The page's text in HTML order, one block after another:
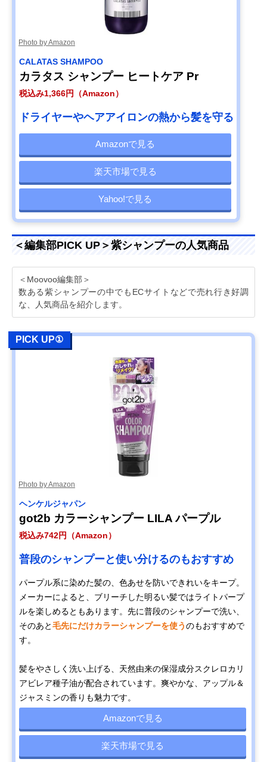
Photo by Amazon
CALATAS SHAMPOO
カラタス シャンプー ヒートケア Pr
税込み1,366円（Amazon）
ドライヤーやヘアアイロンの熱から髪を守る
Amazonで見る
楽天市場で見る
Yahoo!で見る
＜編集部PICK UP＞紫シャンプーの人気商品
＜Moovoo編集部＞
数ある紫シャンプーの中でもECサイトなどで売れ行き好調
な、人気商品を紹介します。
PICK UP①
Photo by Amazon
ヘンケルジャパン
got2b カラーシャンプー LILA パープル
税込み742円（Amazon）
普段のシャンプーと使い分けるのもおすすめ
パープル系に染めた髪の、色あせを防いできれいをキープ。
メーカーによると、ブリーチした明るい髪ではライトパープ
ルを楽しめるともあります。先に普段のシャンプーで洗い、
そのあと毛先にだけカラーシャンプーを使うのもおすすめで
す。
髪をやさしく洗い上げる、天然由来の保湿成分スクレロカリ
アビレア種子油が配合されています。爽やかな、アップル＆
ジャスミンの香りも魅力です。
Amazonで見る
楽天市場で見る